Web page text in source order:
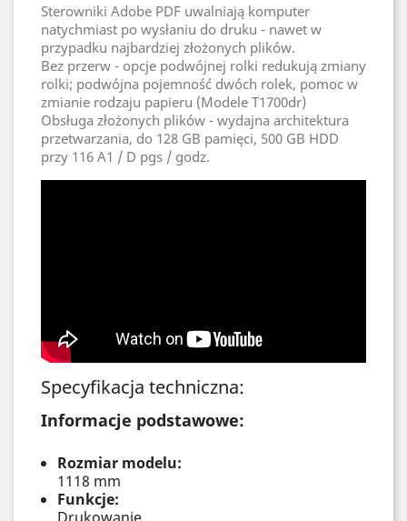
Sterowniki Adobe PDF uwalniają komputer
natychmiast po wysłaniu do druku - nawet w
przypadku najbardziej złożonych plików.
Bez przerw - opcje podwójnej rolki redukują zmiany
rolki; podwójna pojemność dwóch rolek, pomoc w
zmianie rodzaju papieru (Modele T1700dr)
Obsługa złożonych plików - wydajna architektura
przetwarzania, do 128 GB pamięci, 500 GB HDD
przy 116 A1 / D pgs / godz.
Specyfikacja techniczna:
Informacje podstawowe:
Rozmiar modelu:
1118 mm
Funkcje: